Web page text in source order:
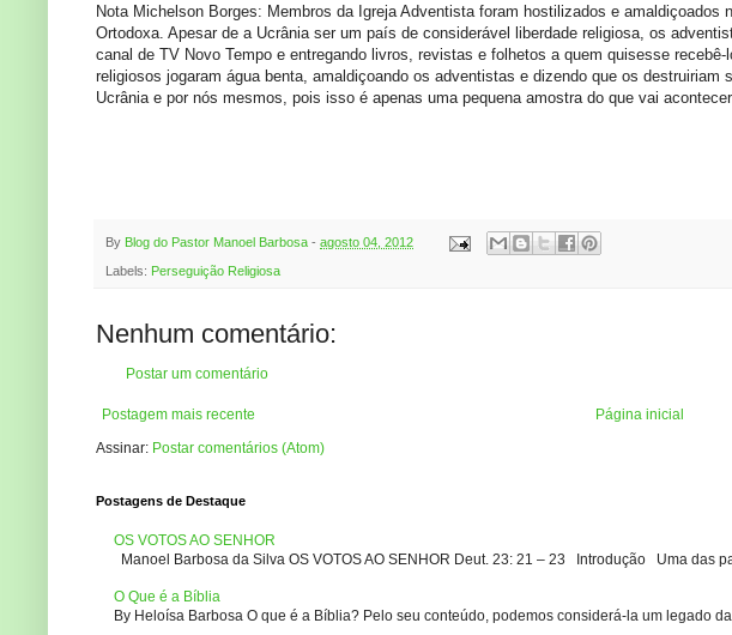
Nota Michelson Borges: Membros da Igreja Adventista foram hostilizados e
Ortodoxa. Apesar de a Ucrânia ser um país de considerável liberdade religiosa, os
canal de TV Novo Tempo e entregando livros, revistas e folhetos a quem quisesse
religiosos jogaram água benta, amaldiçoando os adventistas e dizendo que os
Ucrânia e por nós mesmos, pois isso é apenas uma pequena amostra do que vai
By Blog do Pastor Manoel Barbosa - agosto 04, 2012
Labels: Perseguição Religiosa
Nenhum comentário:
Postar um comentário
Postagem mais recente
Página inicial
Assinar: Postar comentários (Atom)
Postagens de Destaque
OS VOTOS AO SENHOR
Manoel Barbosa da Silva OS VOTOS AO SENHOR Deut. 23: 21 – 23 Introdução Uma das
O Que é a Bíblia
By Heloísa Barbosa O que é a Bíblia? Pelo seu conteúdo, podemos considerá-la um legado